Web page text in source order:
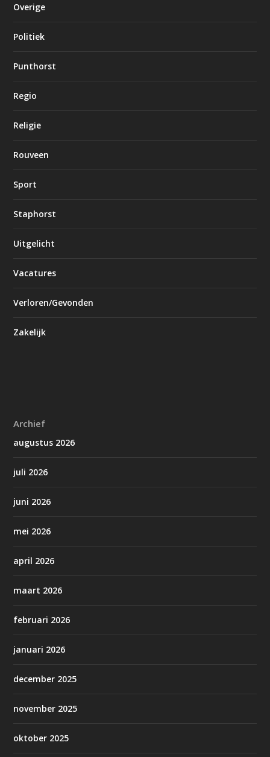
Overige
Politiek
Punthorst
Regio
Religie
Rouveen
Sport
Staphorst
Uitgelicht
Vacatures
Verloren/Gevonden
Zakelijk
Archief
augustus 2026
juli 2026
juni 2026
mei 2026
april 2026
maart 2026
februari 2026
januari 2026
december 2025
november 2025
oktober 2025